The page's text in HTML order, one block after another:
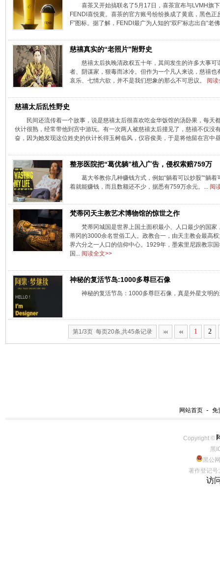
喜茶又开始搞联名了5月17日，喜茶宣布与LVMH旗
FENDI喜悦黄。喜茶的官方账号纷纷换成了黄底，黑色
F”图标。据了解，FENDI最广为人知的“双F”标志出自“老
慈禧真实的“老照片”附野史
慈禧太后执晚清政权五十年，其间发生的许多大事
者、阴谋家，狠毒而冰冷。但作为一个凡人来说，慈禧
哀乐、七情六欲，并不是我们想象的那么不可思议。
阅读
慈禧太后乱性野史
民间还流传着一个故事，说是慈禧太后很喜欢吃金华饭馆的汤卧果，每天
伙计很熟，经常带他到宫中游玩。有一次两人被慈禧太后撞见了，慈禧不仅没
奋，因为她发现这位姓史的伙计长得玉树临风，仪容俊美，于是将他留在宫中
整形医院把“葛优躺”植入广告，侵权索赔759万
葛大爷教你几种赚钱方式，例如“躺着可以炒股”“躺
着就能赚钱，而且数额还不少，据悉有759万余元。... 阅
梵蒂冈天主教艺术博物馆的惊世之作
梵蒂冈城国是世界上国土面积最小、人口最少的国
蒂冈的3000余名世俗工人。政教合一，由天主教会最高
界六分之一人口的信仰中心。1929年，墨索里尼跟教宗
国... 阅读全文>>
神秘的复活节岛:1000多尊巨石像
神秘的复活节岛：1000多尊巨石像，真是外星文明
第1/3页 每页20条,共45条记录 1 2
网站首页 - 免
Copyright ©
黑
黑公
著作登记